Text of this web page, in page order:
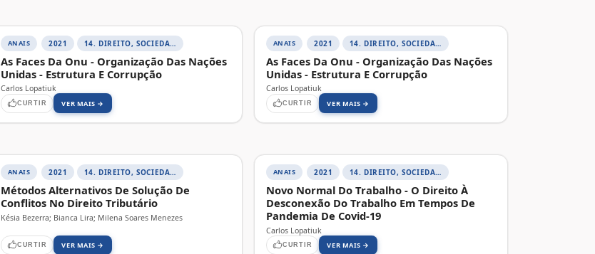
ANAIS 2021 14. DIREITO, SOCIEDADE E CONTEMPORANEIDADE
As Faces Da Onu - Organização Das Nações
Unidas - Estrutura E Corrupção
Carlos Lopatiuk
CURTIR VER MAIS →
ANAIS 2021 14. DIREITO, SOCIEDADE E CONTEMPORANEIDADE
As Faces Da Onu - Organização Das Nações
Unidas - Estrutura E Corrupção
Carlos Lopatiuk
CURTIR VER MAIS →
ANAIS 2021 14. DIREITO, SOCIEDADE E CONTEMPORANEIDADE
Métodos Alternativos De Solução De
Conflitos No Direito Tributário
Késia Bezerra; Bianca Lira; Milena Soares Menezes
CURTIR VER MAIS →
ANAIS 2021 14. DIREITO, SOCIEDADE E CONTEMPORANEIDADE
Novo Normal Do Trabalho - O Direito À
Desconexão Do Trabalho Em Tempos De
Pandemia De Covid-19
Carlos Lopatiuk
CURTIR VER MAIS →